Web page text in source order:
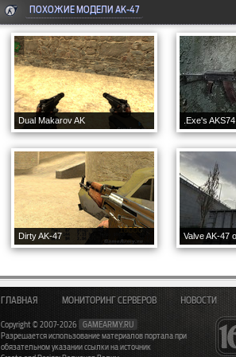
ПОХОЖИЕ МОДЕЛИ AK-47
Dual Makarov AK .Exe's AKS74
Dirty AK-47
ГЛАВНАЯ МОНИТОРИНГ СЕРВЕРОВ НОВОСТИ
Copyright © 2007-2026
GAMEARMY.RU
Разрешается использование материалов портала при
обязательном указании ссылки на источник